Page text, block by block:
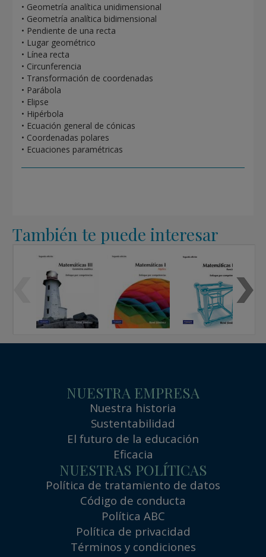
• Geometría analítica unidimensional
• Geometría analítica bidimensional
• Pendiente de una recta
• Lugar geométrico
• Línea recta
• Circunferencia
• Transformación de coordenadas
• Parábola
• Elipse
• Hipérbola
• Ecuación general de cónicas
• Coordenadas polares
• Ecuaciones paramétricas
También te puede interesar
NUESTRA EMPRESA
Nuestra historia
Sustentabilidad
El futuro de la educación
Eficacia
NUESTRAS POLÍTICAS
Política de tratamiento de datos
Código de conducta
Política ABC
Política de privacidad
Términos y condiciones